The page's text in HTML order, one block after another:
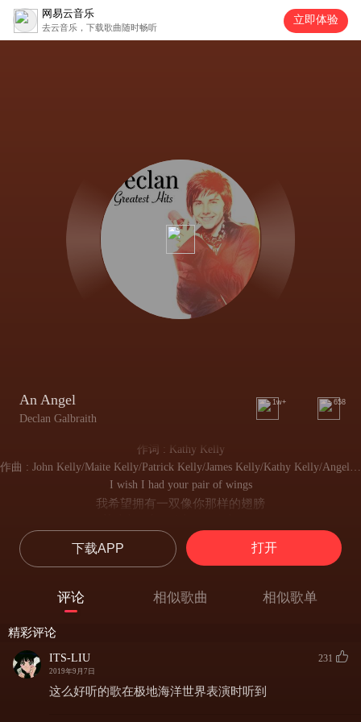
网易云音乐
去云音乐，下载歌曲随时畅听
立即体验
An Angel
Declan Galbraith
1w+ 658
作词 : Kathy Kelly
I wish I had your pair of wings
我希望拥有一双像你那样的翅膀
昨晚我在梦里见到了它们
I was chasing butterflies
我追赶着蝴蝶
直到太阳灼伤我了我的双眼
I've got to touch that magic sky
下载APP 打开
评论 相似歌曲 相似歌单
精彩评论
ITS-LIU
2019年9月7日
231
这么好听的歌在极地海洋世界表演时听到